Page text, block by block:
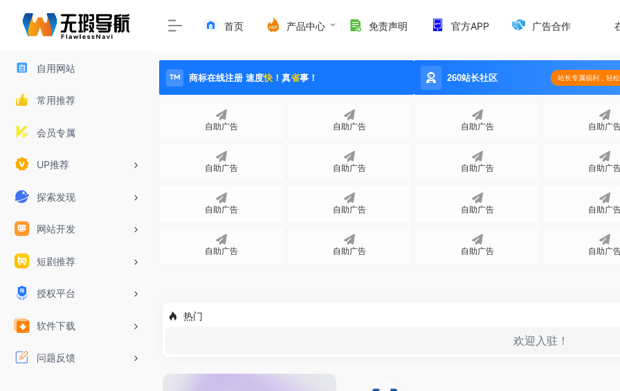
自用网站
常用推荐
会员专属
UP推荐
探索发现
网站开发
短剧推荐
授权平台
软件下载
问题反馈
首页 产品中心 免责声明 官方APP 广告合作
商标在线注册 速度快 ！真省事！ 260站长社区 站长专属福利，轻
自助广告 自助广告 自助广告 自助广
自助广告 自助广告 自助广告 自助广
自助广告 自助广告 自助广告 自助广
自助广告 自助广告 自助广告 自助广
热门
欢迎入驻！